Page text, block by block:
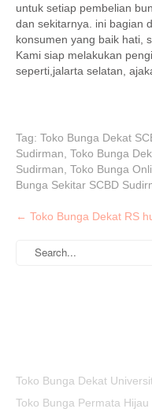
untuk setiap pembelian
dan sekitarnya. ini bagian
konsumen yang baik hati,
Kami siap melakukan
seperti,jalarta selatan,
Tag: Toko Bunga Dekat
Sudirman, Toko Bunga
Sudirman, Toko Bunga
Bunga Sekitar SCBD
P
g
a
← Toko Bunga Dekat RS
Toko Bunga Dekat
Toko Bunga Permata Hijau